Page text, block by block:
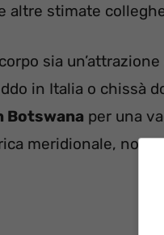
altre stimate
sia
in Italia o chissà
Botswana per una
meridionale, non